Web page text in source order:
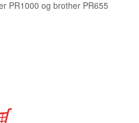
PR1000 og brother PR655